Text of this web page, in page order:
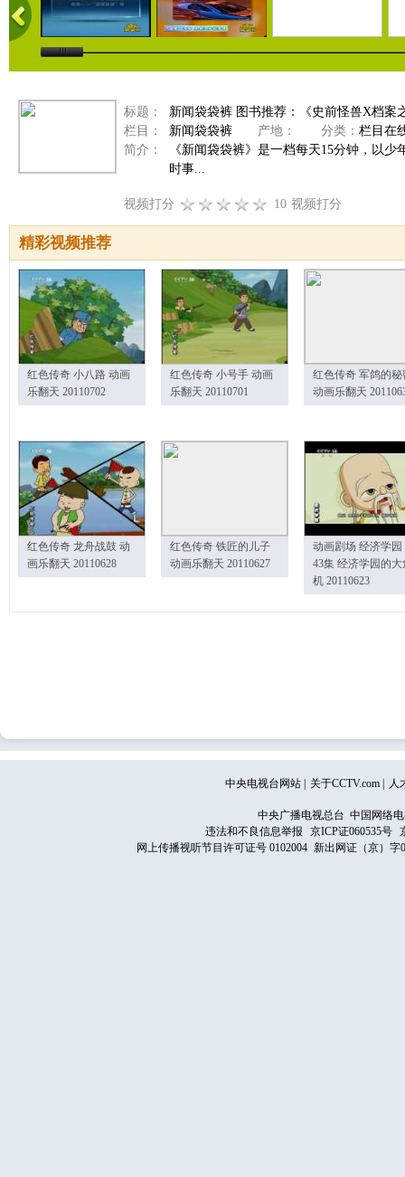
标题：
新闻袋袋裤 图书推荐：《史前怪兽X档案
栏目：
新闻袋袋裤 产地： 分类： 栏目在
简介：
《新闻袋袋裤》是一档每天15分钟，以
时事...
视频打分 10 视频打分
精彩视频推荐
红色传奇 小八路 动画
乐翻天 20110702
红色传奇 小号手 动画
乐翻天 20110701
红色传奇 军鸽的秘
动画乐翻天
红色传奇 龙舟战鼓 动
画乐翻天 20110628
红色传奇 铁匠的儿子
动画乐翻天 20110627
动画剧场 经济学园
43集 经济学园的大
机 20110623
中央电视台网站 关于CCTV.com 人
中央广播电视总台 中国网络
违法和不良信息举报
京ICP证060535号
网上传播视听节目许可证号 0102004 新出网证（京）